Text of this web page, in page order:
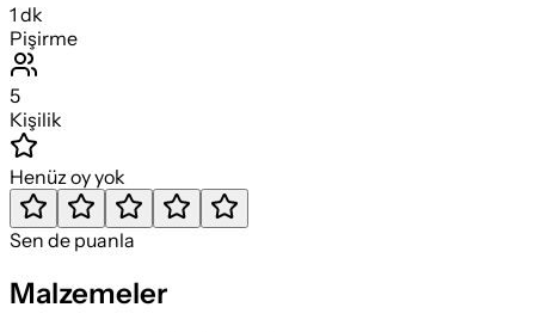
1 dk
Pişirme
5
Kişilik
Henüz oy yok
Sen de puanla
Malzemeler